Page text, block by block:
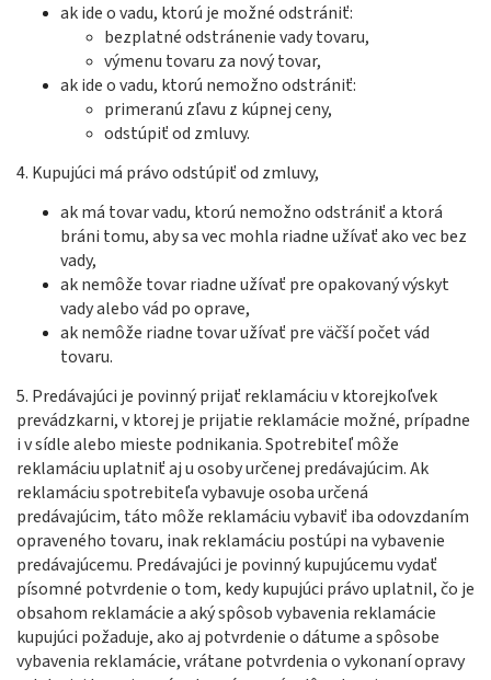
ak ide o vadu, ktorú je možné odstrániť:
bezplatné odstránenie vady tovaru,
výmenu tovaru za nový tovar,
ak ide o vadu, ktorú nemožno odstrániť:
primeranú zľavu z kúpnej ceny,
odstúpiť od zmluvy.
4. Kupujúci má právo odstúpiť od zmluvy,
ak má tovar vadu, ktorú nemožno odstrániť a ktorá
bráni tomu, aby sa vec mohla riadne užívať ako vec bez
vady,
ak nemôže tovar riadne užívať pre opakovaný výskyt
vady alebo vád po oprave,
ak nemôže riadne tovar užívať pre väčší počet vád
tovaru.
5. Predávajúci je povinný prijať reklamáciu v ktorejkoľvek
prevádzkarni, v ktorej je prijatie reklamácie možné, prípadne
i v sídle alebo mieste podnikania. Spotrebiteľ môže
reklamáciu uplatniť aj u osoby určenej predávajúcim. Ak
reklamáciu spotrebiteľa vybavuje osoba určená
predávajúcim, táto môže reklamáciu vybaviť iba odovzdaním
opraveného tovaru, inak reklamáciu postúpi na vybavenie
predávajúcemu. Predávajúci je povinný kupujúcemu vydať
písomné potvrdenie o tom, kedy kupujúci právo uplatnil, čo je
obsahom reklamácie a aký spôsob vybavenia reklamácie
kupujúci požaduje, ako aj potvrdenie o dátume a spôsobe
vybavenia reklamácie, vrátane potvrdenia o vykonaní opravy